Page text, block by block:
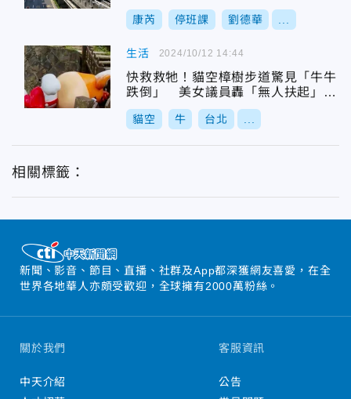
康芮 停班課 劉德華
生活
快救救牠！貓空樟樹步道驚見「牛牛
跌倒」 美女議員轟「無人扶起」維
護不力
貓空 牛 台北
2024/10/12 14:44
相關標籤：
新聞、影音、節目、直播、社群及App都深獲網友喜愛，在全
世界各地華人亦頗受歡迎，全球擁有2000萬粉絲。
關於我們
中天介紹
客服資訊
公告